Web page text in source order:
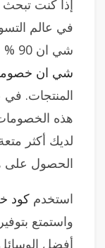
إذا كنت
في عالم
شي ان 90 % هو الخيار المثالي لك. يقدم موقع
شي ان
هذه
لديك أكثر
الحصول على
استخدم كود
أفضل الوسائل